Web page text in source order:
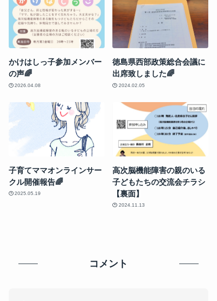
かけはしっ子参加メンバー
の声🌈
2026.04.08
徳島県西部政策総合会議に
出席致しました🌈
2024.02.05
子育てママオンラインサー
クル開催報告🌈
2025.05.19
高次脳機能障害の親のいる
子どもたちの交流会チラシ
【裏面】
2024.11.13
コメント